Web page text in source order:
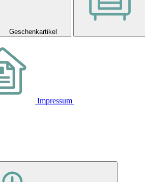
Geschenkartikel
Impressum